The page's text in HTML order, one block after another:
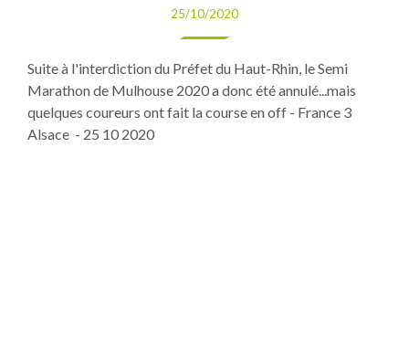
25/10/2020
Suite à l'interdiction du Préfet du Haut-Rhin, le Semi
Marathon de Mulhouse 2020 a donc été annulé...mais
quelques coureurs ont fait la course en off - France 3
Alsace - 25 10 2020